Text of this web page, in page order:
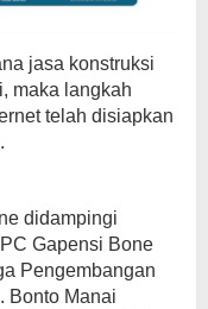
jasa konstruksi
maka langkah
telah disiapkan
didampingi
Gapensi Bone
Pengembangan
Bonto Manai